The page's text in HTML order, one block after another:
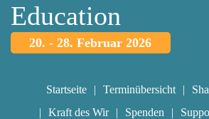
Education
20. - 28. Februar 2026
Startseite Terminübersicht
Kraft des Wir
Spenden